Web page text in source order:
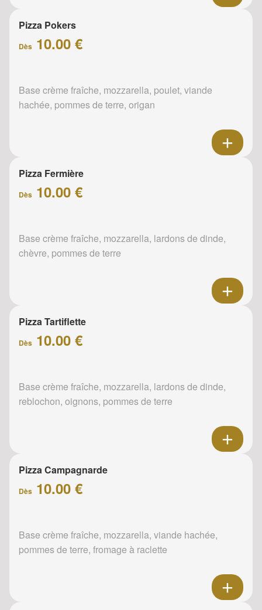
Pizza Pokers
Dès 10.00 €
Base crème fraîche, mozzarella, poulet, viande
hachée, pommes de terre, origan
Pizza Fermière
Dès 10.00 €
Base crème fraîche, mozzarella, lardons de dinde,
chèvre, pommes de terre
Pizza Tartiflette
Dès 10.00 €
Base crème fraîche, mozzarella, lardons de dinde,
reblochon, oignons, pommes de terre
Pizza Campagnarde
Dès 10.00 €
Base crème fraîche, mozzarella, viande hachée,
pommes de terre, fromage à raclette